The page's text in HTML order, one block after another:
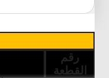
رقم
القطعة